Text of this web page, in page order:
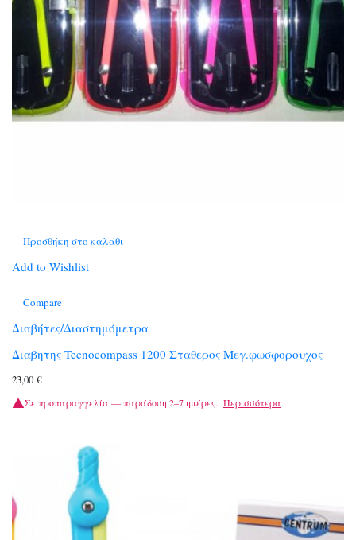
Προσθήκη στο καλάθι
Add to Wishlist
Compare
Διαβήτες/Διαστημόμετρα
Διαβητης Tecnocompass 1200 Σταθερος Μεγ.φωσφορουχος
23,00 €
Σε προπαραγγελία — παράδοση 2–7 ημέρες. Περισσότερα